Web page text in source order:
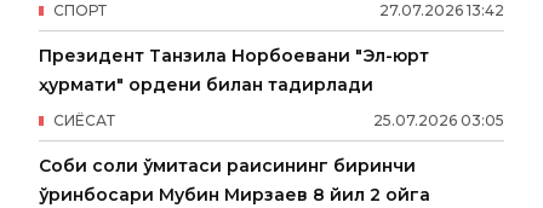
27.07.2026 13:42
СПОРТ
Президент Танзила Норбоевани "Эл-юрт
ҳурмати" ордени билан тақдирлади
25.07.2026 03:05
СИËСАТ
Собиқ солиқ қўмитаси раисининг биринчи
ўринбосари Мубин Мирзаев 8 йил 2 ойга